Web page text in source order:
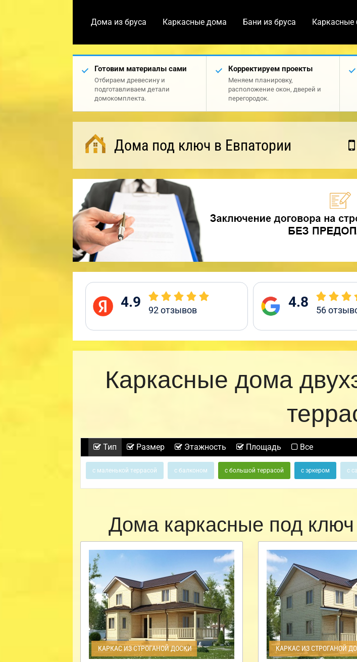
Дома из бруса Каркасные дома Бани из бруса Каркасные
Готовим материалы сами
Отбираем древесину и
подготавливаем детали
домокомплекта.
Корректируем проекты
Меняем планировку,
расположение окон, дверей и
перегородок.
Дома под ключ в Евпатории
4.9 92отзывов 4.8 56
Каркасные дома
Тип Размер Этажность Площадь Все
с маленькой террасой с балконом с большой террасой с эркером с
Дома каркасные под
КАРКАС ИЗ СТРОГАНОЙ ДОСКИ КАРКАС ИЗ СТРОГАНОЙ